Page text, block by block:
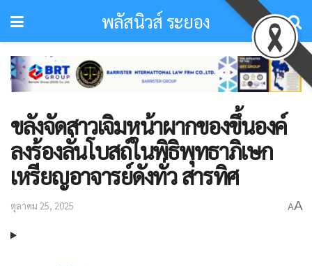
พลัสนิวส์ ระยอง
ขลังจัดสาวเจิมหน้าผากของขึ้นองค์
ลงร้องลั่นโบสถ์ในพิธิพุทธาภิเษก
เหรียญอาจารย์ดังทั่ว สารทิศ
ตุลาคม 25, 2025 AA